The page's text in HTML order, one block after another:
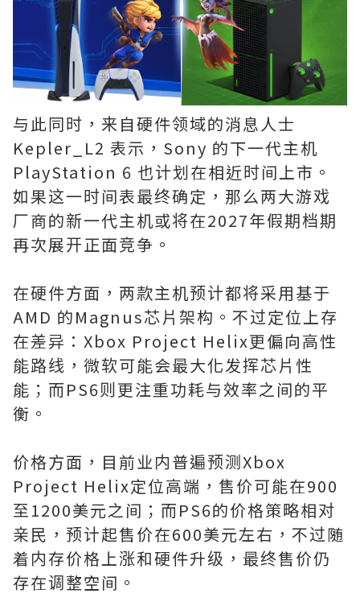
与此同时，来自硬件领域的消息人士
Kepler_L2 表示，Sony 的下一代主机
PlayStation 6 也计划在相近时间上市。
如果这一时间表最终确定，那么两大游戏
厂商的新一代主机或将在2027年假期档期
再次展开正面竞争。
在硬件方面，两款主机预计都将采用基于
AMD 的Magnus芯片架构。不过定位上存
在差异：Xbox Project Helix更偏向高性
能路线，微软可能会最大化发挥芯片性
能；而PS6则更注重功耗与效率之间的平
衡。
价格方面，目前业内普遍预测Xbox
Project Helix定位高端，售价可能在900
至1200美元之间；而PS6的价格策略相对
亲民，预计起售价在600美元左右，不过随
着内存价格上涨和硬件升级，最终售价仍
存在调整空间。